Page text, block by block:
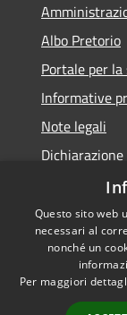
Albo Pretorio
Portale per
Informative
Note legali
RSS
Accessibilità
Questo sito web
necessari al
nonché un
Per maggiori